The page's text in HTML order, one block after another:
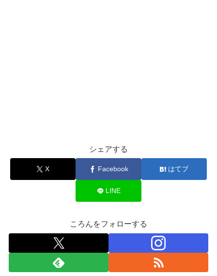
シェアする
X Facebook はてブ
LINE
ころんをフォローする